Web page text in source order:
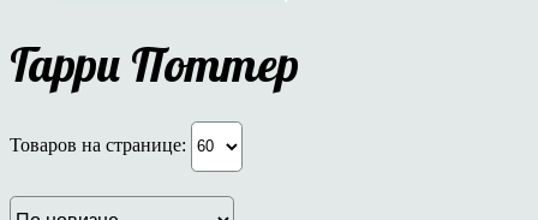
Гарри Поттер
Товаров на странице: